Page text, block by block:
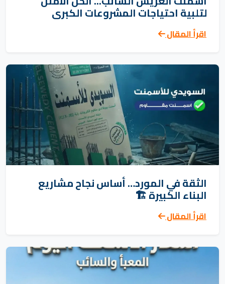
لتلبية احتياجات المشروعات الكبرى
اقرأ المقال
الثقة في المورد… أساس نجاح مشاريع
البناء الكبيرة 🏗️
اقرأ المقال